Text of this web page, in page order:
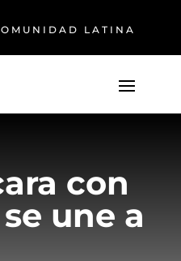
LATINA
con
une a